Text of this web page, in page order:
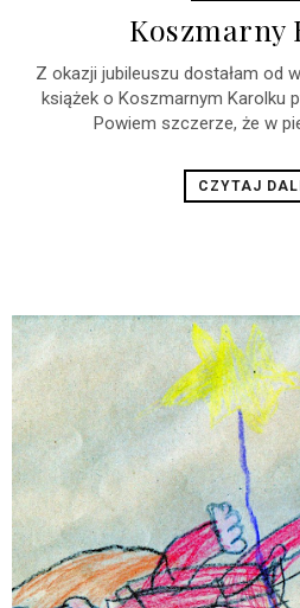
Koszmarny
Z okazji jubileuszu dostałam od
książek o Koszmarnym Karolku
Powiem szczerze, że w
CZYTAJ